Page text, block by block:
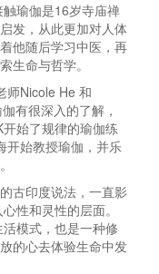
瑜伽是16岁寺庙禅
发，从此更加对人体
他随后学习中医，再
生命与哲学。
师Nicole He 和
有很深入的了解，
始了规律的瑜伽练
开始教授瑜伽，并乐
古印度说法，一直影
性和灵性的层面。
模式，也是一种修
的心去体验生命中发